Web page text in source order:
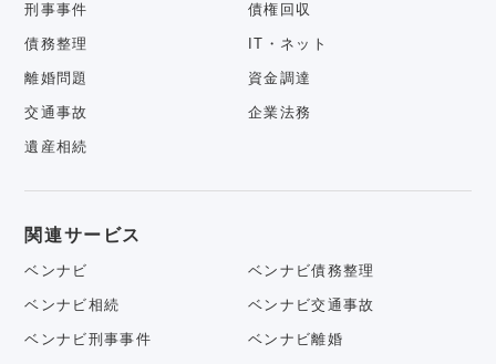
刑事事件 債権回収
債務整理 IT・ネット
離婚問題 資金調達
交通事故 企業法務
遺産相続
関連サービス
ベンナビ ベンナビ債務整理
ベンナビ相続 ベンナビ交通事故
ベンナビ刑事事件 ベンナビ離婚